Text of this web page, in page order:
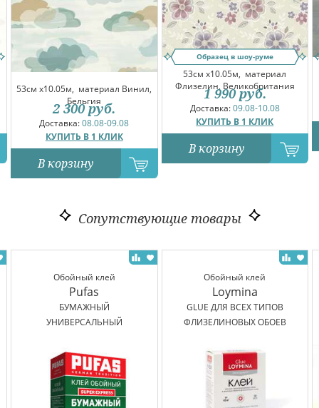
53см x10.05м, материал Винил,
Бельгия
Доставка:08.08-09.08
КУПИТЬ В 1 КЛИК
2 300 руб.
В корзину
Образец в шоу-руме
53см x10.05м, материал
Флизелин, Великобритания
Доставка:09.08-10.08
КУПИТЬ В 1 КЛИК
1 990 руб.
В корзину
Сопутствующие товары
Обойный клей
Pufas
БУМАЖНЫЙ
УНИВЕРСАЛЬНЫЙ
Обойный клей
Loymina
GLUE ДЛЯ ВСЕХ ТИПОВ
ФЛИЗЕЛИНОВЫХ ОБОЕВ